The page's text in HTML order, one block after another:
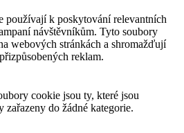
používají k poskytování relevantních
návštěvníkům. Tyto soubory
webových stránkách a shromažďují
reklam.
cookie jsou ty, které jsou
zařazeny do žádné kategorie.